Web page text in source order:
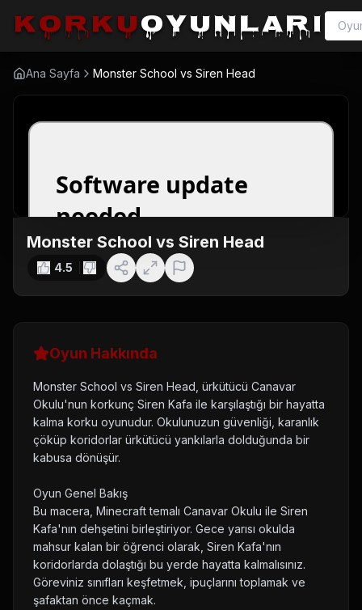
korkuoyunları
Ana Sayfa Monster School vs Siren Head
Monster School vs Siren Head
4.5
Oyun Hakkında
Monster School vs Siren Head, ürkütücü Canavar
Okulu'nun korkunç Siren Kafa ile karşılaştığı bir hayatta
kalma korku oyunudur. Okulunuzun güvenliği, karanlık
çöküp koridorlar ürkütücü yankılarla dolduğunda bir
kabusa dönüşür.
Oyun Genel Bakış
Bu macera, Minecraft temalı Canavar Okulu ile Siren
Kafa'nın dehşetini birleştiriyor. Gece yarısı okulda
mahsur kalan bir öğrenci olarak, Siren Kafa'nın
koridorlarda dolaştığı bu yerde hayatta kalmalısınız.
Göreviniz sınıfları keşfetmek, ipuçlarını toplamak ve
şafaktan önce kaçmak.